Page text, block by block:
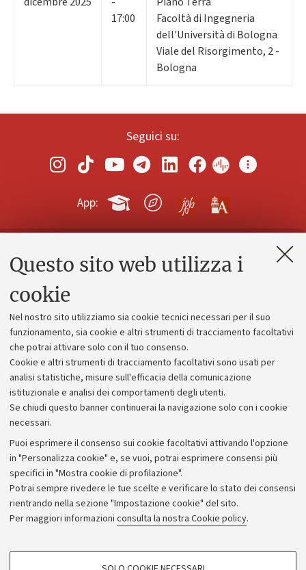
Questo sito web utilizza i
cookie
Nel nostro sito utilizziamo sia cookie tecnici necessari per il suo
funzionamento, sia cookie e altri strumenti di tracciamento facoltativi
che potrai attivare solo con il tuo consenso.
Cookie e altri strumenti di tracciamento facoltativi sono usati per
analisi statistiche, misure sull'efficacia della comunicazione
istituzionale e analisi dei comportamenti degli utenti.
Se chiudi questo banner continuerai la navigazione solo con i cookie
necessari.
Puoi esprimere il consenso sui cookie facoltativi attivando l'opzione
in "Personalizza cookie" e, se vuoi, potrai esprimere consensi più
specifici in "Mostra cookie di profilazione".
Potrai sempre rivedere le tue scelte e verificare lo stato dei consensi
rientrando nella sezione "Impostazione cookie" del sito.
Per maggiori informazioni consulta la nostra Cookie policy.
COOKIE DI PROFILAZIONE - FACOLTATIVI
17:00
Facoltà di Ingegneria
dell'Università di Bologna
Viale del Risorgimento, 2 -
Bologna
Seguici su:
App:
Contatti e PEC
Alumni community
Piano strategico
Bilanci
Donazioni e 5x1000
Bandi, gare e concorsi
Albo online
Amministrazione trasparente
Atti di notifica
Informazioni sul sito e accessibilità
Dichiarazione di accessibilità